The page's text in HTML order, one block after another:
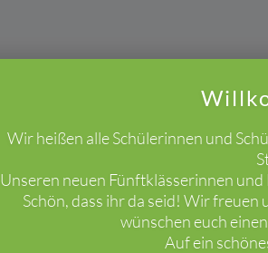
Wir heißen alle Schülerinnen und
Unseren neuen Fünftklässerinnen
Schön, dass ihr da seid! Wir
wünschen euch
Auf ein